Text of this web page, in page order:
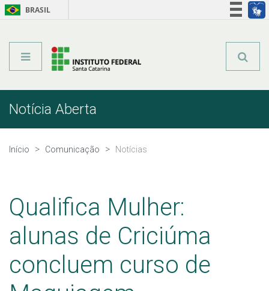
BRASIL
Notícia Aberta
Início Comunicação Notícias
Qualifica Mulher:
alunas de Criciúma
concluem curso de